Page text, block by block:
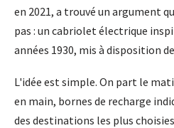
en 2021, a trouvé un argument
pas : un cabriolet électrique
années 1930, mis à disposition
L'idée est simple. On part le
en main, bornes de recharge
des destinations les plus